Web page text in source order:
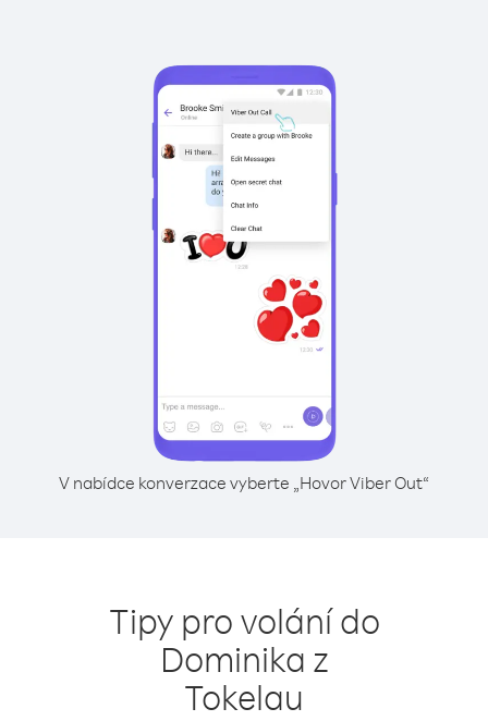
V nabídce konverzace vyberte „Hovor Viber Out“
Tipy pro volání do
Dominika z
Tokelau